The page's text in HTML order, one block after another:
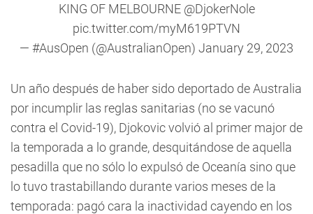
KING OF MELBOURNE @DjokerNole
pic.twitter.com/myM619PTVN
— #AusOpen (@AustralianOpen) January 29, 2023
Un año después de haber sido deportado de Australia
por incumplir las reglas sanitarias (no se vacunó
contra el Covid-19), Djokovic volvió al primer major de
la temporada a lo grande, desquitándose de aquella
pesadilla que no sólo lo expulsó de Oceanía sino que
lo tuvo trastabillando durante varios meses de la
temporada: pagó cara la inactividad cayendo en los